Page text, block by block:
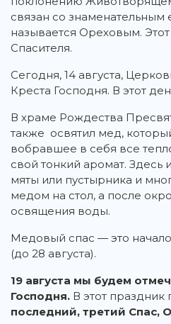
связан со
называется Ореховым.
Спасителя.
Сегодня, 14 августа,
Креста Господня. В этот
В храме Рождества
также освятил мед,
вобравшее в себя все
свой тонкий аромат. Здесь
мяты или пустырника и
медом на стол, а после
освящения воды.
Медовый спас — это
(до 28 августа).
19 августа мы будем
Господня. В этот
последний, третий Спас,